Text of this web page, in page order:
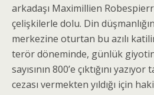
arkadaşı Maximillien
çelişkilerle dolu. Din
merkezine oturtan bu azılı
terör döneminde, günlük
sayısının 800’e çıktığını
cezası vermekten yıldığı için